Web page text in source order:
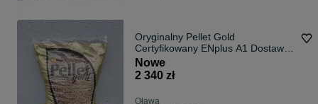
Oryginalny Pellet Gold
Certyfikowany ENplus A1 Dostawa
Gratis
Nowe
2 340 zł
Oława